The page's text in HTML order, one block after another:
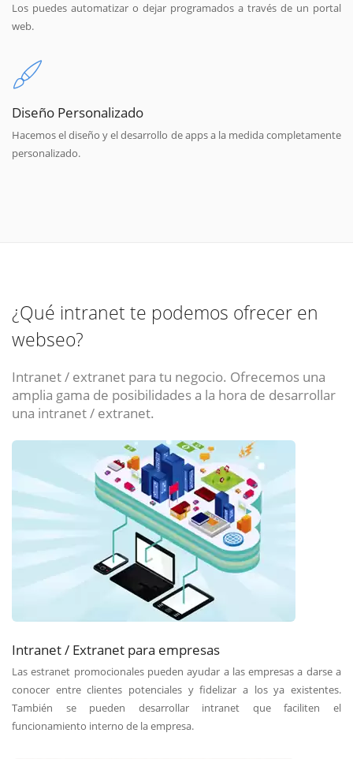
Los puedes automatizar o dejar programados a través de un portal
web.
Diseño Personalizado
Hacemos el diseño y el desarrollo de apps a la medida completamente
personalizado.
¿Qué intranet te podemos ofrecer en
webseo?
Intranet / extranet para tu negocio. Ofrecemos una
amplia gama de posibilidades a la hora de desarrollar
una intranet / extranet.
Intranet / Extranet para empresas
Las estranet promocionales pueden ayudar a las empresas a darse a
conocer entre clientes potenciales y fidelizar a los ya existentes.
También se pueden desarrollar intranet que faciliten el
funcionamiento interno de la empresa.